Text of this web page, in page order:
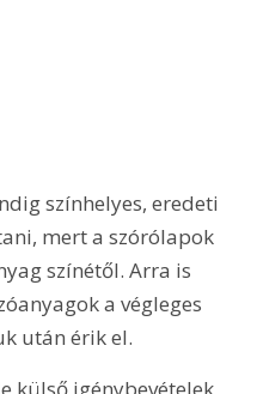
színhelyes, eredeti
mert a szórólapok
színétől. Arra is
a végleges
után érik el.